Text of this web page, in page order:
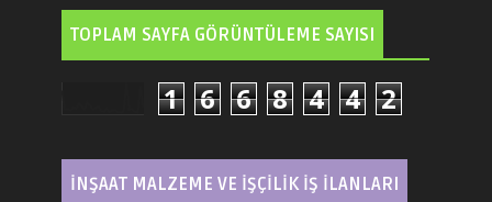
TOPLAM SAYFA GÖRÜNTÜLEME SAYISI
1 6 6 8 4 4 2
İNŞAAT MALZEME VE İŞÇİLİK İŞ İLANLARI